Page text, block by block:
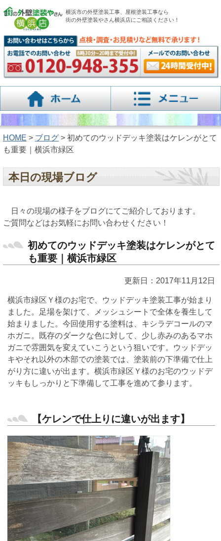
横浜市の外壁塗装工事、屋根塗装工事なら
街の外壁塗装やさん横浜店にご相談ください！
HOME > ブログ> 初めてのウッドデッキ塗装はケレンがとて
も重要｜横浜市緑区
本日の現場ブログ
日々の現場の様子をブログにてご紹介しております。
ご質問などはお気軽にお問い合わせください！
初めてのウッドデッキ塗装はケレンがとて
も重要｜横浜市緑区
更新日：2017年11月12日
横浜市緑区Ｙ様のお宅で、ウッドデッキ塗装工事が始まり
ました。足場を架けて、メッシュシートで全体を養生して
始まりました。今回使用する塗料は、キシラデコールのマ
ホガニ。既存のダークな色に対して、少し赤みのあるマホ
ガニで雰囲気を変えていこうという狙いです。ウッドデッ
キやそれ以外の木部での塗装では、塗装前の下準備で仕上
がり方に違いが出ます。横浜市緑区Ｙ様のお宅のウッドデ
ッキもしっかりと下準備して工事を進めて参ります。
【ケレンで仕上りに違いが出ます】